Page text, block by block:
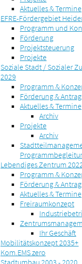
Aktuelles & Termine
EFRE-Fördergebiet
Programm und
Förderung
Projektsteuerung
Projekte
Soziale Stadt / Sozialer
2029
Programm &
Förderung &
Aktuelles & Termine
Archiv
Projekte
Archiv
Lebendiges Zentrum
Programm &
Förderung &
Aktuelles & Termine
Freiraumkonzept
Ihr Geschäft
Mobilitätskonzept 2035+
Kom.EMS zero